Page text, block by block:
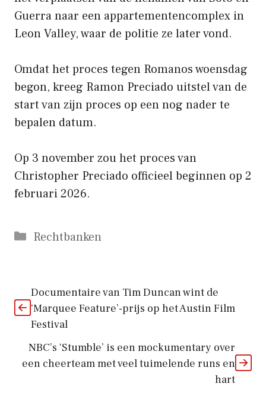
Guerra naar een appartementencomplex in
Leon Valley, waar de politie ze later vond.
Omdat het proces tegen Romanos woensdag
begon, kreeg Ramon Preciado uitstel van de
start van zijn proces op een nog nader te
bepalen datum.
Op 3 november zou het proces van
Christopher Preciado officieel beginnen op 2
februari 2026.
Categorieën
Rechtbanken
Documentaire van Tim Duncan wint de
‘Marquee Feature’-prijs op het Austin Film
Festival
NBC’s ‘Stumble’ is een mockumentary over
een cheerteam met veel tuimelende runs en
hart